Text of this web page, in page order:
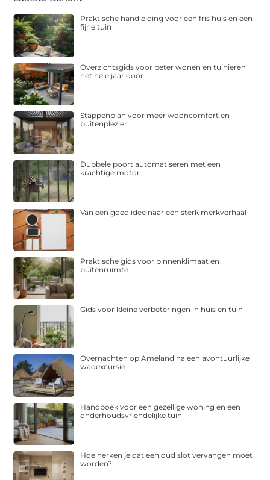
Praktische handleiding voor een fris huis en een
fijne tuin
Overzichtsgids voor beter wonen en tuinieren
het hele jaar door
Stappenplan voor meer wooncomfort en
buitenplezier
Dubbele poort automatiseren met een
krachtige motor
Van een goed idee naar een sterk merkverhaal
Praktische gids voor binnenklimaat en
buitenruimte
Gids voor kleine verbeteringen in huis en tuin
Overnachten op Ameland na een avontuurlijke
wadexcursie
Handboek voor een gezellige woning en een
onderhoudsvriendelijke tuin
Hoe herken je dat een oud slot vervangen moet
worden?